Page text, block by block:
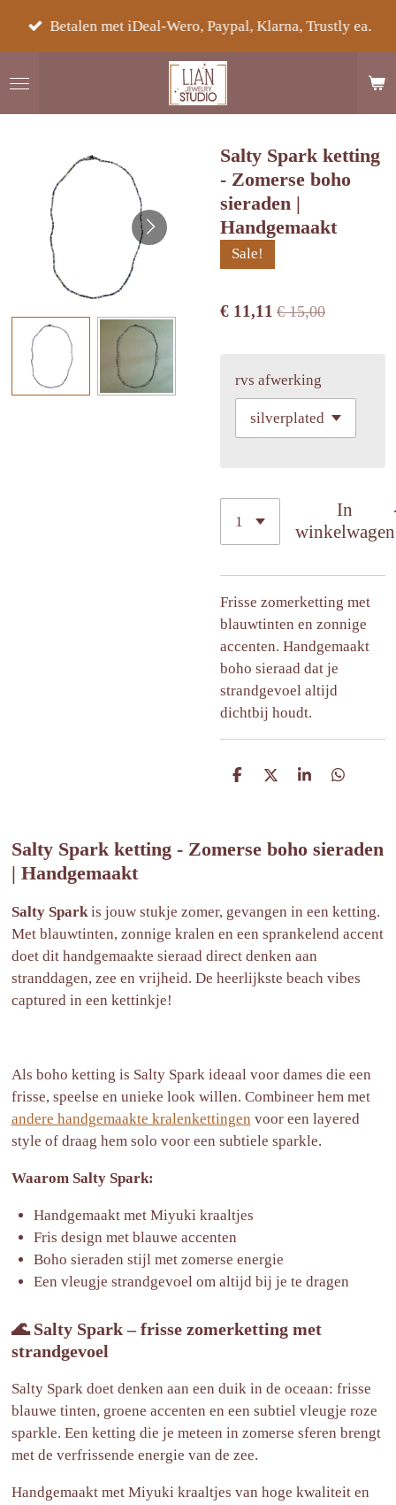
de
Betalen met iDeal-Wero, Paypal, Klarna, Trustly ea.
Salty Spark ketting
- Zomerse boho
sieraden |
Handgemaakt
Sale!
€ 11,11 € 15,00
rvs afwerking
In
winkelwagen
Frisse zomerketting met
blauwtinten en zonnige
accenten. Handgemaakt
boho sieraad dat je
strandgevoel altijd
dichtbij houdt.
D
D
S
D
Salty Spark ketting - Zomerse boho sieraden
| Handgemaakt
Salty Sparkis jouw stukje zomer, gevangen in een ketting.
Met blauwtinten, zonnige kralen en een sprankelend accent
doet dit handgemaakte sieraad direct denken aan
stranddagen, zee en vrijheid. De heerlijkste beach vibes
captured in een kettinkje!
Als boho ketting is Salty Spark ideaal voor dames die een
frisse, speelse en unieke look willen. Combineer hem met
andere handgemaakte kralenkettingen voor een layered
style of draag hem solo voor een subtiele sparkle.
Waarom Salty Spark:
Handgemaakt met Miyuki kraaltjes
Fris design met blauwe accenten
Boho sieraden stijl met zomerse energie
Een vleugje strandgevoel om altijd bij je te dragen
🌊 Salty Spark – frisse zomerketting met
strandgevoel
Salty Spark doet denken aan een duik in de oceaan: frisse
blauwe tinten, groene accenten en een subtiel vleugje roze
sparkle. Een ketting die je meteen in zomerse sferen brengt
met de verfrissende energie van de zee.
Handgemaakt met Miyuki kraaltjes van hoge kwaliteit en